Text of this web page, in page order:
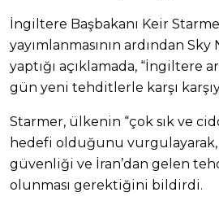
İngiltere Başbakanı Keir
yayımlanmasının ardından
yaptığı açıklamada, “İngiltere
gün yeni tehditlerle karşı
Starmer, ülkenin “çok sık ve
hedefi olduğunu
güvenliği ve İran’dan gelen
olunması gerektiğini bildirdi.